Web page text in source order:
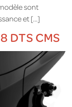
sont
et […]
DTS CMS